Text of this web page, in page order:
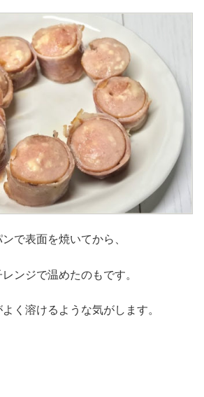
で表面を焼いてから、
ンジで温めたのもです。
く溶けるような気がします。